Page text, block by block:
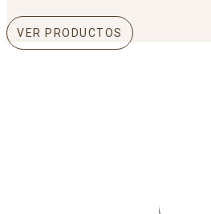
VER PRODUCTOS